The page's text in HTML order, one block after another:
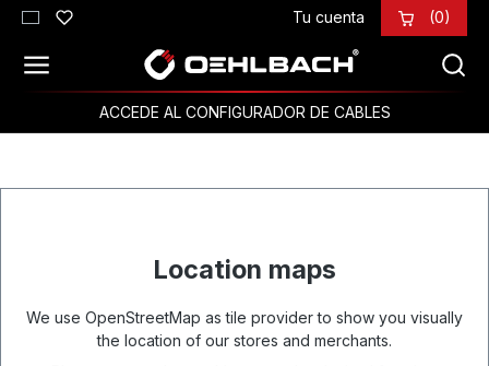
Saltar al contenido principal Tu cuenta (0)
ACCEDE AL CONFIGURADOR DE CABLES
Location maps
We use OpenStreetMap as tile provider to show you visually
the location of our stores and merchants.